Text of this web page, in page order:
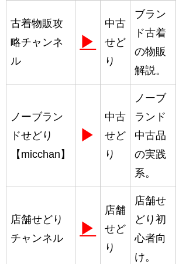
古着物販攻
略チャンネ
ル
▶
中古
せど
り
ブラン
ド古着
の物販
解説。
ノーブラン
ドせどり
【micchan】
▶
中古
せど
り
ノーブ
ランド
中古品
の実践
系。
店舗せどり
チャンネル
▶
店舗
せど
り
店舗せ
どり初
心者向
け。